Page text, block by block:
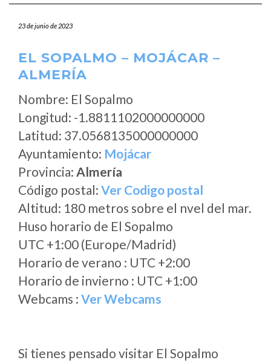
23 de junio de 2023
EL SOPALMO – MOJÁCAR –
ALMERÍA
Nombre: El Sopalmo
Longitud: -1.8811102000000000
Latitud: 37.0568135000000000
Ayuntamiento: Mojácar
Provincia: Almería
Código postal: Ver Codigo postal
Altitud: 180 metros sobre el nvel del mar.
Huso horario de El Sopalmo
UTC +1:00 (Europe/Madrid)
Horario de verano : UTC +2:00
Horario de invierno : UTC +1:00
Webcams : Ver Webcams
Si tienes pensado visitar El Sopalmo